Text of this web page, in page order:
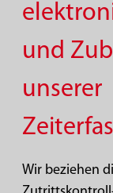
und
unserer
Wir beziehen